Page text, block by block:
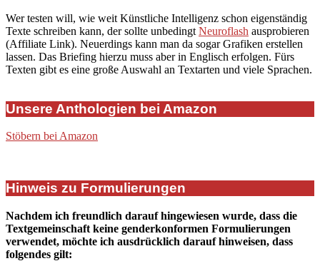
Wer testen will, wie weit Künstliche Intelligenz schon eigenständig
Texte schreiben kann, der sollte unbedingt Neuroflash ausprobieren
(Affiliate Link). Neuerdings kann man da sogar Grafiken erstellen
lassen. Das Briefing hierzu muss aber in Englisch erfolgen. Fürs
Texten gibt es eine große Auswahl an Textarten und viele Sprachen.
Unsere Anthologien bei Amazon
Stöbern bei Amazon
Hinweis zu Formulierungen
Nachdem ich freundlich darauf hingewiesen wurde, dass die
Textgemeinschaft keine genderkonformen Formulierungen
verwendet, möchte ich ausdrücklich darauf hinweisen, dass
folgendes gilt: